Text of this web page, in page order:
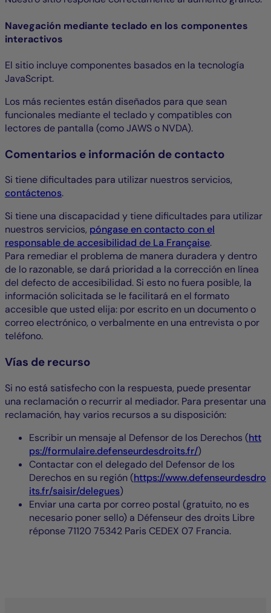
Navegación mediante teclado en los componentes
interactivos
El sitio incluye componentes basados en la tecnología
JavaScript.
Los más recientes están diseñados para que sean
funcionales mediante el teclado y compatibles con
lectores de pantalla (como JAWS o NVDA).
Comentarios e información de contacto
Si tiene dificultades para utilizar nuestros servicios,
contáctenos.
Si tiene una discapacidad y tiene dificultades para utilizar
nuestros servicios, póngase en contacto con el
responsable de accesibilidad de La Française.
Para remediar el problema de manera duradera y dentro
de lo razonable, se dará prioridad a la corrección en línea
del defecto de accesibilidad. Si esto no fuera posible, la
información solicitada se le facilitará en el formato
accesible que usted elija: por escrito en un documento o
correo electrónico, o verbalmente en una entrevista o por
teléfono.
Vías de recurso
Si no está satisfecho con la respuesta, puede presentar
una reclamación o recurrir al mediador. Para presentar una
reclamación, hay varios recursos a su disposición:
Escribir un mensaje al Defensor de los Derechos (htt
ps://formulaire.defenseurdesdroits.fr/)
Contactar con el delegado del Defensor de los
Derechos en su región (https://www.defenseurdesdro
its.fr/saisir/delegues)
Enviar una carta por correo postal (gratuito, no es
necesario poner sello) a Défenseur des droits Libre
réponse 71120 75342 Paris CEDEX 07 Francia.